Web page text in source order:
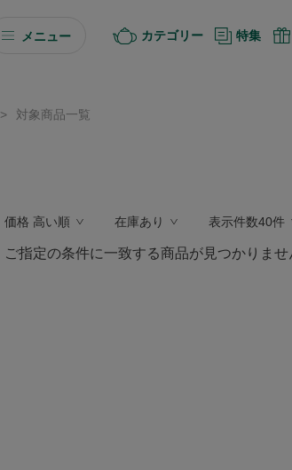
メニュー カテゴリー 特集
> 対象商品一覧
価格 高い順 在庫あり 表示件数40件
ご指定の条件に一致する商品が見つかりませ